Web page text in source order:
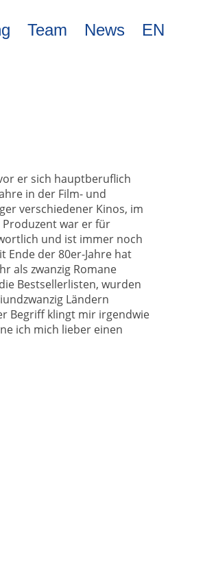
Team News EN
er sich hauptberuflich
in der Film- und
verschiedener Kinos, im
war er für
und ist immer noch
Ende der 80er-Jahre hat
als zwanzig Romane
Bestsellerlisten, wurden
Ländern
Begriff klingt mir irgendwie
ich mich lieber einen